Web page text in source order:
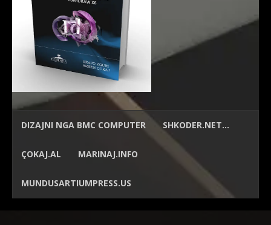
DIZAJNI NGA BMC COMPUTER SHKODER.NET…
ÇOKAJ.AL MARINAJ.INFO
MUNDUSARTIUMPRESS.US